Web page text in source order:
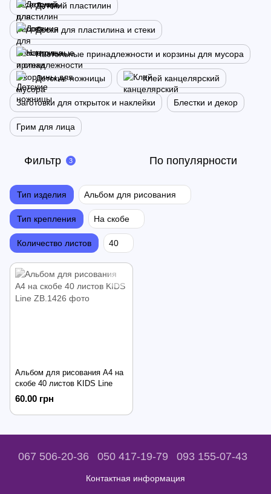
Детский пластилин
Доски для пластилина и стеки
Настольные принадлежности и корзины для мусора
Детские ножницы Клей канцелярский
Заготовки для открыток и наклейки Блестки и декор
Грим для лица
Фильтр 3 По популярности
Тип изделия Альбом для рисования
Тип крепления На скобе
Количество листов 40
Альбом для рисования А4 на
скобе 40 листов KIDS Line
60.00 грн
067 506-20-36 050 417-19-79 093 155-07-43
Контактная информация